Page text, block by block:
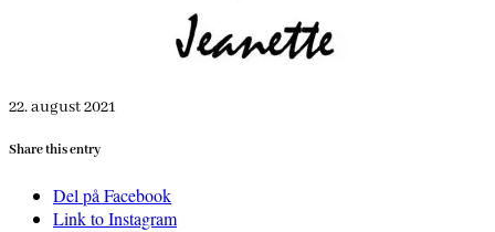
22. august 2021
Share this entry
Del på Facebook
Link to Instagram